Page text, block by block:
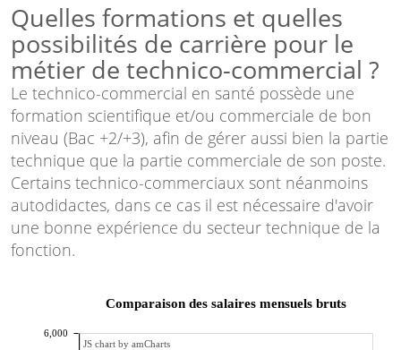
Quelles formations et quelles
possibilités de carrière pour le
métier de technico-commercial ?
Le technico-commercial en santé possède une
formation scientifique et/ou commerciale de bon
niveau (Bac +2/+3), afin de gérer aussi bien la partie
technique que la partie commerciale de son poste.
Certains technico-commerciaux sont néanmoins
autodidactes, dans ce cas il est nécessaire d'avoir
une bonne expérience du secteur technique de la
fonction.
6,000
Comparaison des salaires mensuels bruts
JS chart by amCharts